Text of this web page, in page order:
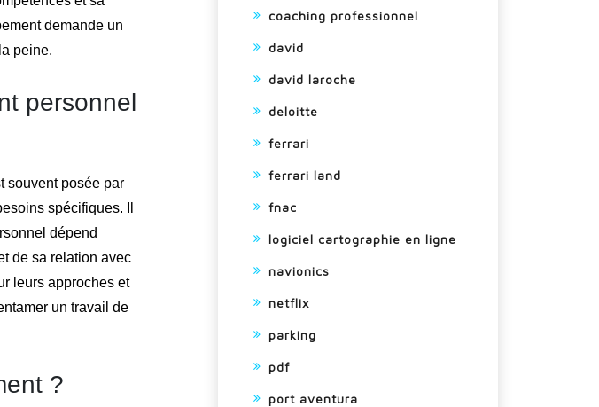
demande un
peine.
personnel
souvent posée par
spécifiques. Il
dépend
de sa relation avec
leurs approches et
un travail de
?
coaching professionnel
david
david laroche
deloitte
ferrari
ferrari land
fnac
logiciel cartographie en ligne
navionics
netflix
parking
pdf
port aventura